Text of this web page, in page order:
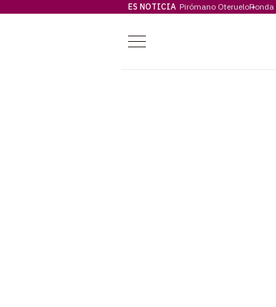
ES NOTICIA Pirómano OterueloRonda
Menú